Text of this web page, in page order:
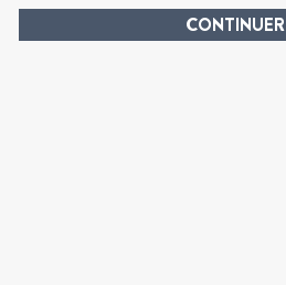
CONTINUER